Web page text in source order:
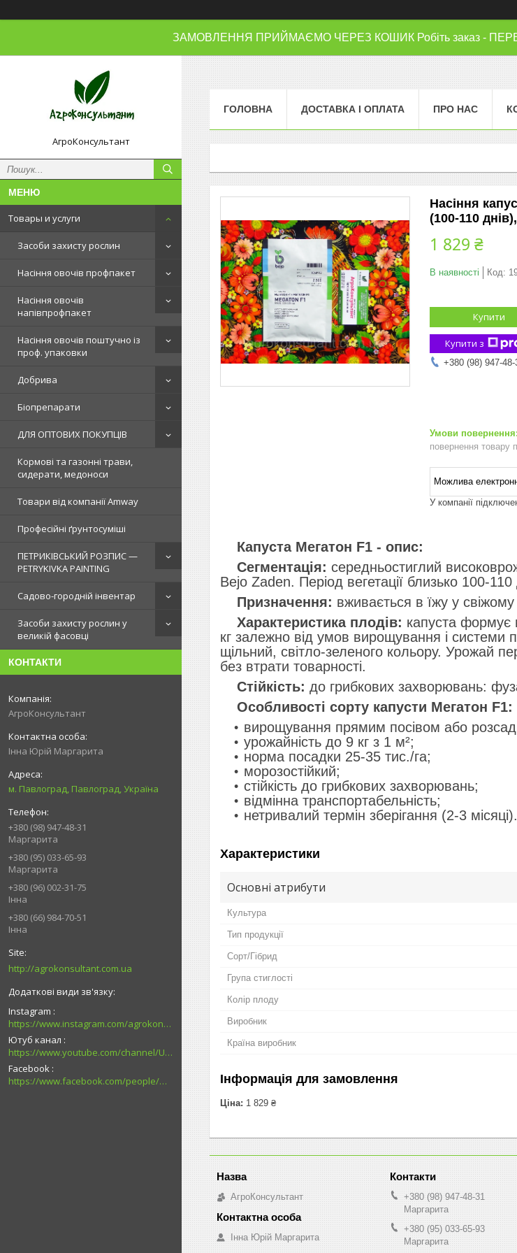
ЗАМОВЛЕННЯ ПРИЙМАЄМО ЧЕРЕЗ КОШИК Робіть заказ -
АгроКонсультант
Товары и услуги
Засоби захисту рослин
Насіння овочів профпакет
Насіння овочів
напівпрофпакет
Насіння овочів поштучно із
проф. упаковки
Добрива
Біопрепарати
ДЛЯ ОПТОВИХ ПОКУПЦІВ
Кормові та газонні трави,
сидерати, медоноси
Товари від компанії Amway
Професійні ґрунтосуміші
ПЕТРИКІВСЬКИЙ РОЗПИС —
PETRYKIVKA PAINTING
Садово-городній інвентар
Засоби захисту рослин у
великій фасовці
КОНТАКТИ
АгроКонсультант
Інна Юрій Маргарита
м. Павлоград, Павлоград, Україна
+380 (98) 947-48-31
Маргарита
+380 (95) 033-65-93
Маргарита
+380 (96) 002-31-75
Інна
+380 (66) 984-70-51
Інна
http://agrokonsultant.com.ua
Instagram
https://www.instagram.com/agrokonsultant.com.ua
Ютуб канал
https://www.youtube.com/channel/UCsMskbYs7K45z-_p_4_grmQ
Facebook
https://www.facebook.com/people/%D0%90%D0%B3%D1%80%D0%BE%D0%BA%D0%BE%D0%BD%D1%81%D1%83%D0%BB%D1%8C%D1%82%D0%B0%D0%BD%D1%82-%D0%9F%D0%B0%D0%B2%D0%BB%D0%BE%D0%B3%D1%80%D0%B0%D0%B4/100027726794989/
ГОЛОВНА ДОСТАВКА І ОПЛАТА ПРО НАС
Насіння
(100-110
1 829 ₴
В наявності Код:
Купити
Купити з
+380 (98) 947-48-
повернення товару
У компанії
Капуста Мегатон F1 - опис:
Сегментація: середньостиглий
Bejo Zaden. Період вегетації близько 100-110
Призначення: вживається в їжу у
Характеристика плодів: капуста формує
кг залежно від умов вирощування і системи
щільний, світло-зеленого кольору. Урожай
без втрати товарності.
Стійкість: до грибкових захворювань:
Особливості сорту капусти Мегатон F1:
вирощування прямим посівом або
урожайність до 9 кг з 1 м²;
норма посадки 25-35 тис./га;
морозостійкий;
стійкість до грибкових захворювань;
відмінна транспортабельність;
нетривалий термін зберігання (2-3 місяці).
Характеристики
Основні атрибути
Культура
Тип продукції
Сорт/Гібрид
Група стиглості
Колір плоду
Виробник
Країна виробник
Інформація для замовлення
Ціна: 1 829 ₴
АгроКонсультант
Інна Юрій Маргарита
+380 (98) 947-48-31
Маргарита
+380 (95) 033-65-93
Маргарита